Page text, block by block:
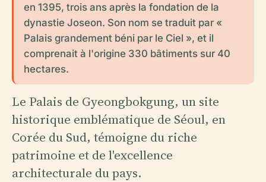
en 1395, trois ans après la fondation de la
dynastie Joseon. Son nom se traduit par «
Palais grandement béni par le Ciel », et il
comprenait à l'origine 330 bâtiments sur 40
hectares.
Le Palais de Gyeongbokgung, un site
historique emblématique de Séoul, en
Corée du Sud, témoigne du riche
patrimoine et de l'excellence
architecturale du pays.